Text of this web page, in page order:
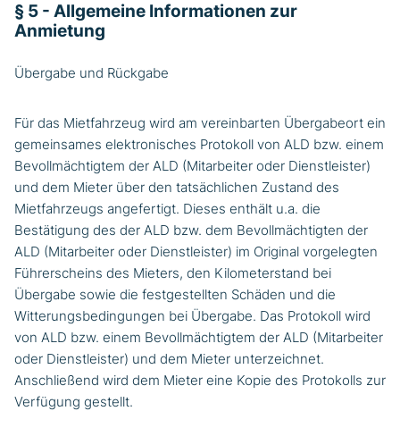
§ 5 - Allgemeine Informationen zur
Anmietung
Übergabe und Rückgabe
Für das Mietfahrzeug wird am vereinbarten Übergabeort ein
gemeinsames elektronisches Protokoll von ALD bzw. einem
Bevollmächtigtem der ALD (Mitarbeiter oder Dienstleister)
und dem Mieter über den tatsächlichen Zustand des
Mietfahrzeugs angefertigt. Dieses enthält u.a. die
Bestätigung des der ALD bzw. dem Bevollmächtigten der
ALD (Mitarbeiter oder Dienstleister) im Original vorgelegten
Führerscheins des Mieters, den Kilometerstand bei
Übergabe sowie die festgestellten Schäden und die
Witterungsbedingungen bei Übergabe. Das Protokoll wird
von ALD bzw. einem Bevollmächtigtem der ALD (Mitarbeiter
oder Dienstleister) und dem Mieter unterzeichnet.
Anschließend wird dem Mieter eine Kopie des Protokolls zur
Verfügung gestellt.